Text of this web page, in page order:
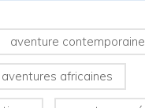
aventure contemporaine
aventures africaines